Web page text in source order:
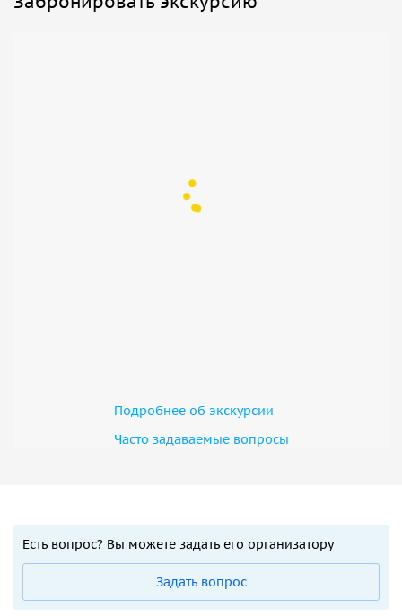
Подробнее об экскурсии
Часто задаваемые вопросы
Есть вопрос? Вы можете задать его организатору
Задать вопрос